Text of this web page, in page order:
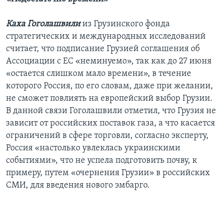
Каха Гоголашвили из Грузинского фонда
стратегических и международных исследований
считает, что подписание Грузией соглашения об
Ассоциации с ЕС «неминуемо», так как до 27 июня
«остается слишком мало времени», в течение
которого Россия, по его словам, даже при желании,
не сможет повлиять на европейский выбор Грузии.
В данной связи Гоголашвили отметил, что Грузия не
зависит от российских поставок газа, а что касается
ограничений в сфере торговли, согласно эксперту,
Россия «настолько увлеклась украинскими
событиями», что не успела подготовить почву, к
примеру, путем «очернения Грузии» в российских
СМИ, для введения нового эмбарго.